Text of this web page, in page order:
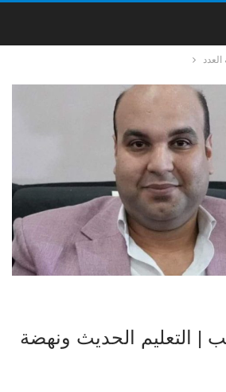
العدد
| التعليم الحديث ونهضة